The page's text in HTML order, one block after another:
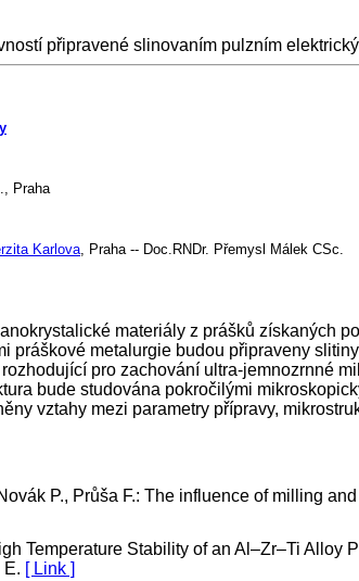
připravené slinovaním pulzním
Praha
Karlova, Praha -- Doc.RNDr. Přemysl Málek CSc.
materiály z prášků získaných
metalurgie budou připraveny
pro zachování ultra-jemnozrnné
bude studována pokročilými
vztahy mezi parametry přípravy,
P., Průša F.: The influence of milling
Temperature Stability of an Al–Zr–Ti
E. [ Link ]